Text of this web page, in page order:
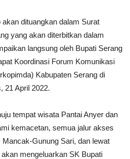
dituangkan dalam Surat
yang akan diterbitkan dalam
langsung oleh Bupati Serang
Koordinasi Forum Komunikasi
Kabupaten Serang di
21 April 2022.
tempat wisata Pantai Anyer dan
kemacetan, semua jalur akses
Gunung Sari, dan lewat
mengeluarkan SK Bupati